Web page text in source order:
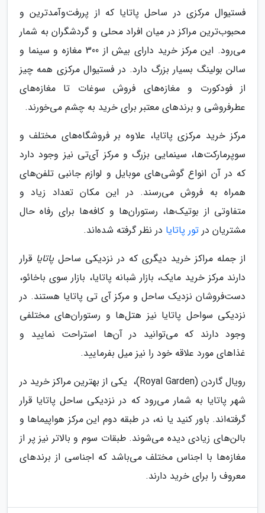
فستیوال مرکزی در ساحل پاتایا که از پررفت‌وآمدترین و
محبوب‌ترین مراکز در میان افراد محلی و گردشگران به شمار
می‌رود. این مرکز خرید دارای بیش از 300 مغازه و سینما و
سالن بولینگ بسیار بزرگ دارد. در فستیوال مرکزی همه چیز
از فودکورت و مغازه‌های فروش سوغات تا مغازه‌های
عطرفروشی و برند‌های معتبر برای خرید به چشم می‌خورند.
مرکز خرید مرکزی پاتایا، علاوه بر فروشگاه‌های مختلف و
سوپرمارکت‌ها، سینمایی بزرگ و مرکز آی‌تی نیز وجود دارد
که در آن انواع گوشی‌های موبایل و لوازم جانبی تلفن‌های
همراه به فروش می‌رسند. در این مکان تعداد زیاد و
متفاوتی از بوتیک‌ها، رستوران‌ها و کافه‌ها برای رفاه حال
مشتریان در تور پاتایا در نظر گرفته شده‌اند.
از جمله مراکز خرید دیگری که در نزدیکی ساحل پاتایا قرار
دارند مرکز خرید مایک، بازار شبانه‌ پاتایا، بازار سوی باخائو،
دست‌فروشان نزدیک ساحل و مرکز آی تی پاتایا هستند. در
نزدیکی سواحل پاتایا نیز هتل‌ها و رستوران‌های مختلفی
وجود دارند که می‌توانید در آن‌ها استراحت نمایید و
غذا‌های مورد علاقه‌ خود را نیز میل بفرمایید.
رویال گاردن (Royal Garden)، یکی از بهترین مراکز خرید در
شهر پاتایا به شمار می‌رود که در نزدیکی ساحل پاتایا قرار
گرفته‌اند. باور کنید یا نه، در طبقه‌ دوم این مرکز هواپیما‌ها و
بالن‌های زیادی دیده می‌شوند. طبقات سوم و بالا‌تر نیز پر از
مغازه‌ها با اجناس مختلف می‌باشد که اجناسی از برند‌های
معروف را برای خرید دارند.